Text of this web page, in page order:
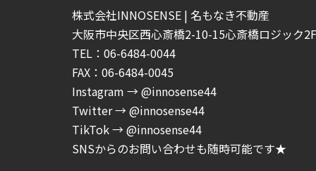
株式会社INNOSENSE | 名もなき不動産
大阪市中央区西心斎橋2-10-15心斎橋ロジック
TEL：06-6484-0044
FAX：06-6484-0045
Instagram → @innosense44
Twitter → @innosense44
TikTok → @innosense44
SNSからのお問い合わせも随時可能です★